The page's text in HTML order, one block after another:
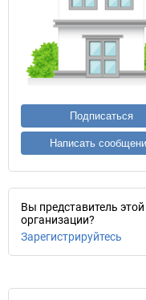
Подписаться
Написать
Вы представитель этой
организации?
Зарегистрируйтесь